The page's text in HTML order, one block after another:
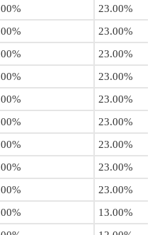
23.00%
23.00%
23.00%
23.00%
23.00%
23.00%
23.00%
23.00%
23.00%
13.00%